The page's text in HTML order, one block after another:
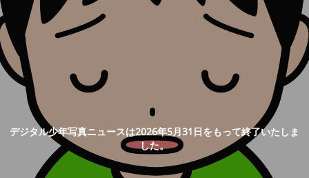
デジタル少年写真ニュースは2026年5月31日をもって終了いたしま
した。